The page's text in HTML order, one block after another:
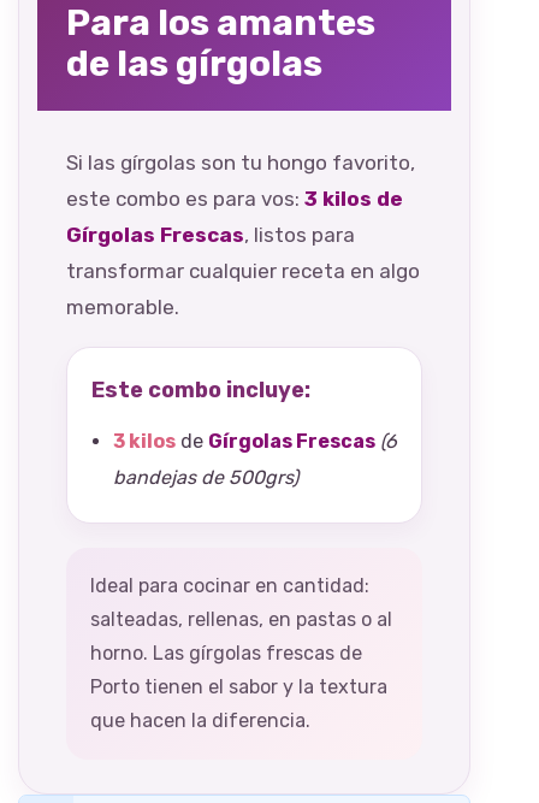
Para los amantes
de las gírgolas
Si las gírgolas son tu hongo favorito,
este combo es para vos: 3 kilos de
Gírgolas Frescas, listos para
transformar cualquier receta en algo
memorable.
Este combo incluye:
3 kilos de Gírgolas Frescas (6
bandejas de 500grs)
Ideal para cocinar en cantidad:
salteadas, rellenas, en pastas o al
horno. Las gírgolas frescas de
Porto tienen el sabor y la textura
que hacen la diferencia.